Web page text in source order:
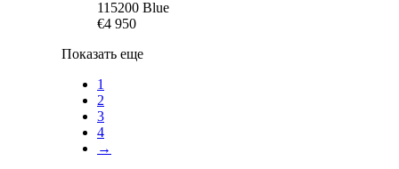
115200 Blue
€4 950
Показать еще
1
2
3
4
→